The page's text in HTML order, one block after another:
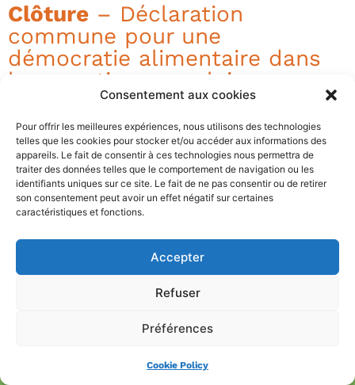
Consentement aux cookies
Pour offrir les meilleures expériences, nous utilisons des technologies
telles que les cookies pour stocker et/ou accéder aux informations des
appareils. Le fait de consentir à ces technologies nous permettra de
traiter des données telles que le comportement de navigation ou les
identifiants uniques sur ce site. Le fait de ne pas consentir ou de retirer
son consentement peut avoir un effet négatif sur certaines
caractéristiques et fonctions.
Accepter
Refuser
Préférences
Cookie Policy
jardin
Clôture – Déclaration
commune pour une
démocratie alimentaire dans
les quartiers populaires
17h00
Fin de la rencontre
Infos pratiques